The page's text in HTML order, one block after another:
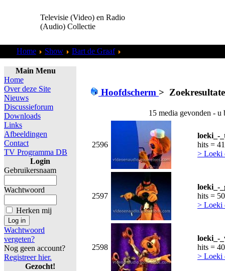
Televisie (Video) en Radio
(Audio) Collectie
Home Show Bart de Graaf
Main Menu
Home
Over deze Site
Nieuws
Discussieforum
Downloads
Links
Afbeeldingen
Contact
TV Programma DB
Login
Gebruikersnaam
Wachtwoord
Herken mij
Wachtwoord
vergeten?
Nog geen account?
Registreer hier.
Gezocht!
Hoofdscherm >
15 media gevonden - u
2596
loeki_-
hits =
> Loeki
2597
loeki_-
hits =
> Loeki
2598
loeki_-
hits =
> Loeki